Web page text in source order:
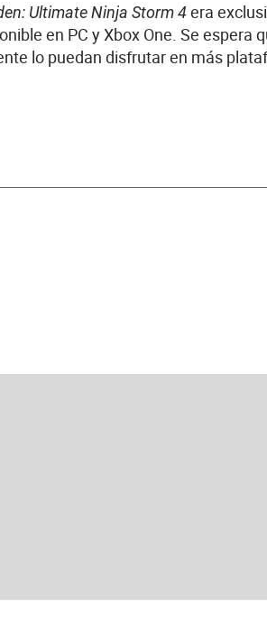
Ultimate Ninja Storm 4era
en PC y Xbox One. Se espera
lo puedan disfrutar en más